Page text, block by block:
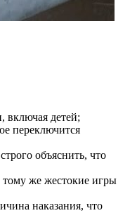
включая детей;
переключится
объяснить, что
тому же жестокие игры
наказания, что